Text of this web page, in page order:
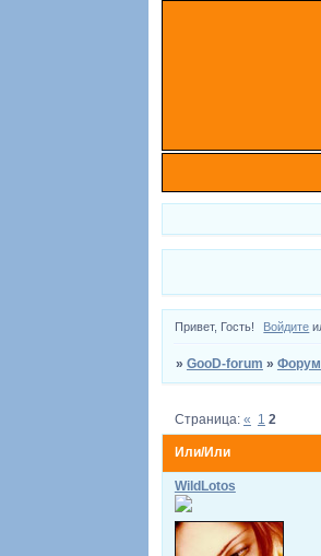
Привет, Гость! Войдите
» GooD-forum »
Или/Или
Страница: « 1 2
WildLotos